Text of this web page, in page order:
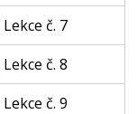
Lekce č. 7
Lekce č. 8
Lekce č. 9